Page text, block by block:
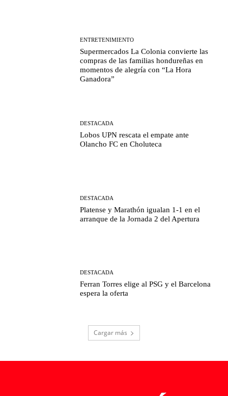
ENTRETENIMIENTO
Supermercados La Colonia convierte las
compras de las familias hondureñas en
momentos de alegría con “La Hora
Ganadora”
DESTACADA
Lobos UPN rescata el empate ante
Olancho FC en Choluteca
DESTACADA
Platense y Marathón igualan 1-1 en el
arranque de la Jornada 2 del Apertura
DESTACADA
Ferran Torres elige al PSG y el Barcelona
espera la oferta
Cargar más